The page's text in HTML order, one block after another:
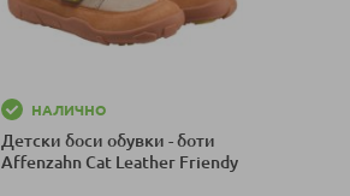
НАЛИЧНО
Детски боси обувки - боти
Affenzahn Cat Leather Friendy